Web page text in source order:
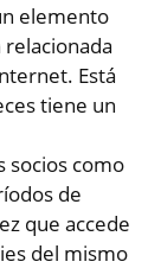
elemento
Está
tiene un
socios como
de
que accede
del mismo